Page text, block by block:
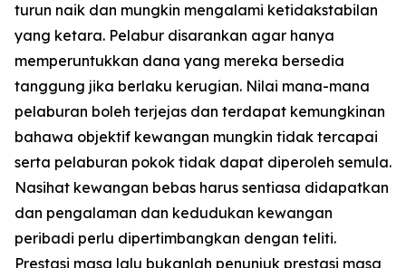
turun naik dan mungkin mengalami ketidakstabilan
yang ketara. Pelabur disarankan agar hanya
memperuntukkan dana yang mereka bersedia
tanggung jika berlaku kerugian. Nilai mana-mana
pelaburan boleh terjejas dan terdapat kemungkinan
bahawa objektif kewangan mungkin tidak tercapai
serta pelaburan pokok tidak dapat diperoleh semula.
Nasihat kewangan bebas harus sentiasa didapatkan
dan pengalaman dan kedudukan kewangan
peribadi perlu dipertimbangkan dengan teliti.
Prestasi masa lalu bukanlah penunjuk prestasi masa